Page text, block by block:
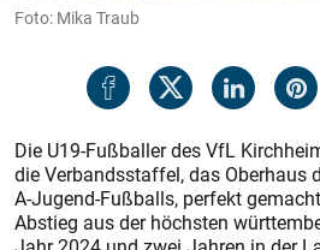
Foto: Mika Traub
Die U19-Fußballer des VfL
die Verbandsstaffel, das Oberhaus
A-Jugend-Fußballs, perfekt
Abstieg aus der höchsten